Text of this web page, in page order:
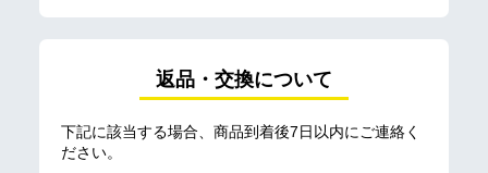
返品・交換について
下記に該当する場合、商品到着後7日以内にご連絡く
ださい。